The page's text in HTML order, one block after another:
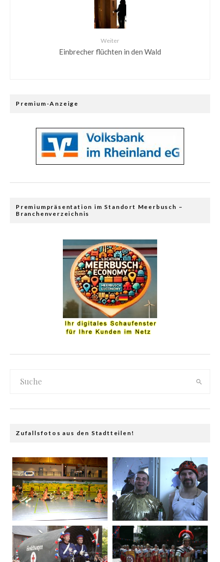
Weiter
Einbrecher flüchten in den Wald
Premium-Anzeige
Premiumpräsentation im Standort Meerbusch –
Branchenverzeichnis
Zufallsfotos aus den Stadtteilen!